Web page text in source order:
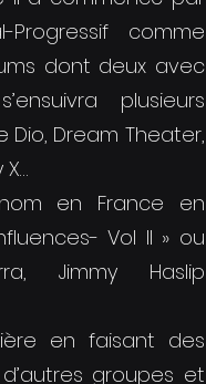
comme
dont deux avec
plusieurs
Dream Theater,
en France en
Vol II » ou
Jimmy Haslip
en faisant des
groupes et